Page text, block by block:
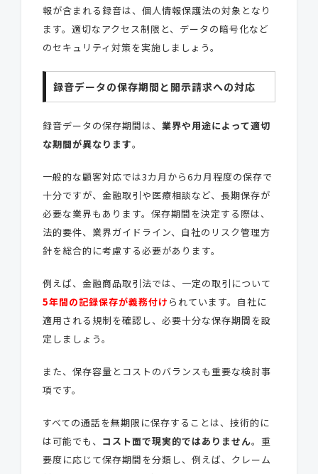
報が含まれる録音は、個人情報保護法の対象となり
ます。適切なアクセス制限と、データの暗号化など
のセキュリティ対策を実施しましょう。
録音データの保存期間と開示請求への対応
録音データの保存期間は、 業界や用途によって適切
な期間が異なります。
一般的な顧客対応では3カ月から6カ月程度の保存で
十分ですが、金融取引や医療相談など、長期保存が
必要な業界もあります。保存期間を決定する際は、
法的要件、業界ガイドライン、自社のリスク管理方
針を総合的に考慮する必要があります。
例えば、金融商品取引法では、一定の取引について
5年間の記録保存が義務付け られています。自社に
適用される規制を確認し、必要十分な保存期間を設
定しましょう。
また、保存容量とコストのバランスも重要な検討事
項です。
すべての通話を無期限に保存することは、技術的に
は可能でも、 コスト面で現実的ではありません。重
要度に応じて保存期間を分類し、例えば、クレーム